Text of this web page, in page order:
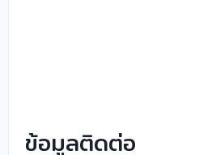
ข้อมูลติดต่อ